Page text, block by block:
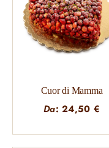
Cuor di Mamma
Da:24,50 €